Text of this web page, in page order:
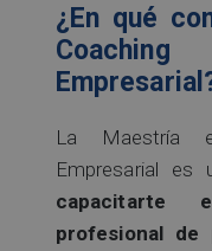
¿En qué
La Maestría
Empresarial es
capacitarte
profesional